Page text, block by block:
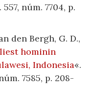
557, núm. 7704, p.
den Bergh, G. D.,
hominin
Indonesia«.
7585, p. 208-